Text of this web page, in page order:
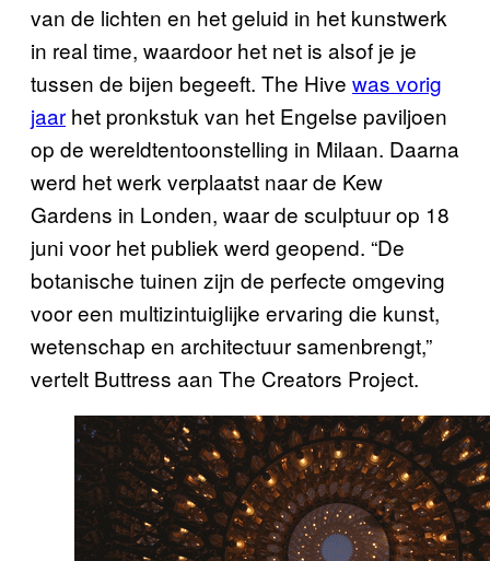
van de lichten en het geluid in het kunstwerk
in real time, waardoor het net is alsof je je
tussen de bijen begeeft. The Hive was vorig
jaar het pronkstuk van het Engelse paviljoen
op de wereldtentoonstelling in Milaan. Daarna
werd het werk verplaatst naar de Kew
Gardens in Londen, waar de sculptuur op 18
juni voor het publiek werd geopend. “De
botanische tuinen zijn de perfecte omgeving
voor een multizintuiglijke ervaring die kunst,
wetenschap en architectuur samenbrengt,”
vertelt Buttress aan The Creators Project.